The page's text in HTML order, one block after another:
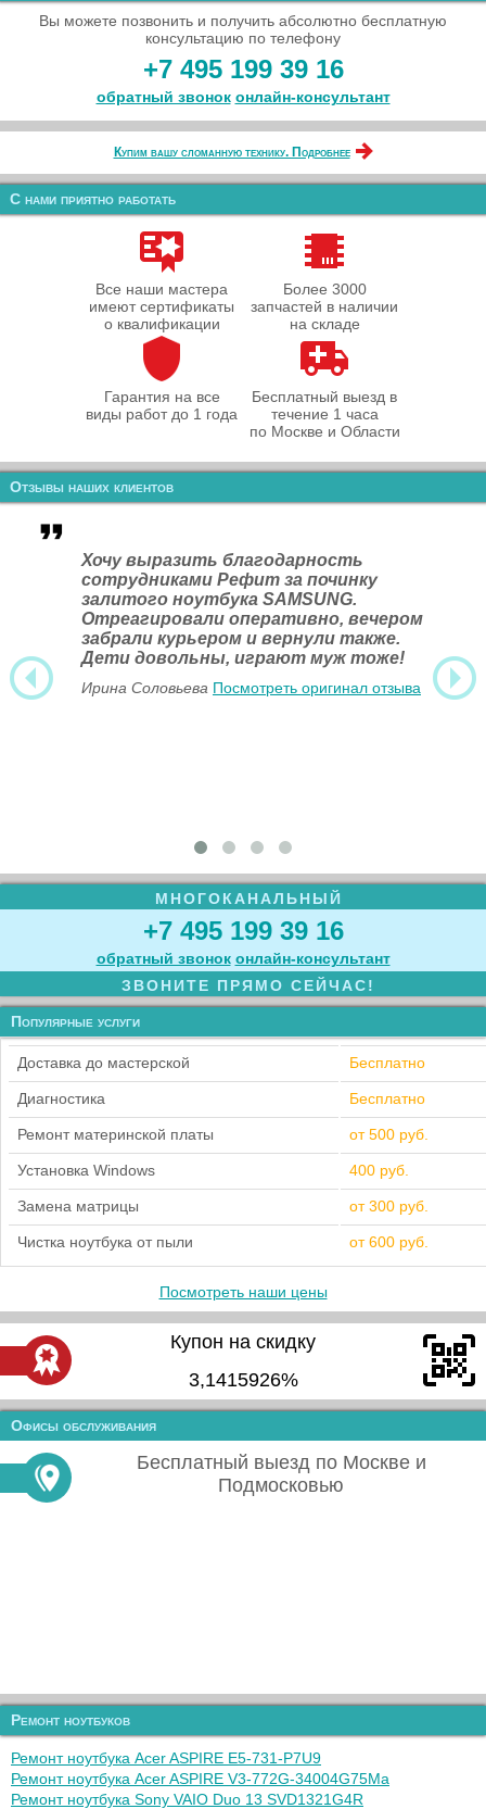
Вы можете позвонить и получить абсолютно бесплатную
консультацию по телефону
+7 495 199 39 16
обратный звонок онлайн‑консультант
Купим вашу сломанную технику. Подробнее
С нами приятно работать
Все наши мастера
имеют сертификаты
о квалификации
Более 3000
запчастей в наличии
на складе
Гарантия на все
виды работ до 1 года
Бесплатный выезд в
течение 1 часа
по Москве и Области
Отзывы наших клиентов
Хочу выразить благодарность
сотрудниками Рефит за починку
залитого ноутбука SAMSUNG.
Отреагировали оперативно, вечером
забрали курьером и вернули также.
Дети довольны, играют муж тоже!
Ирина Соловьева Посмотреть оригинал отзыва
МНОГОКАНАЛЬНЫЙ
+7 495 199 39 16
обратный звонок онлайн‑консультант
ЗВОНИТЕ ПРЯМО СЕЙЧАС!
Популярные услуги
Доставка до мастерской Бесплатно
Диагностика Бесплатно
Ремонт материнской платы от 500 руб.
Установка Windows 400 руб.
Замена матрицы от 300 руб.
Чистка ноутбука от пыли от 600 руб.
Посмотреть наши цены
Купон на скидку
3,1415926%
Офисы обслуживания
Бесплатный выезд по Москве и
Подмосковью
Ремонт ноутбуков
Ремонт ноутбука Acer ASPIRE E5-731-P7U9
Ремонт ноутбука Acer ASPIRE V3-772G-34004G75Ma
Ремонт ноутбука Sony VAIO Duo 13 SVD1321G4R